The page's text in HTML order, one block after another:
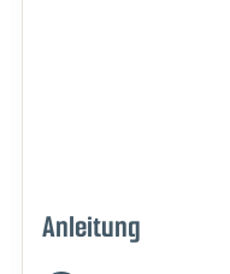
Anleitung